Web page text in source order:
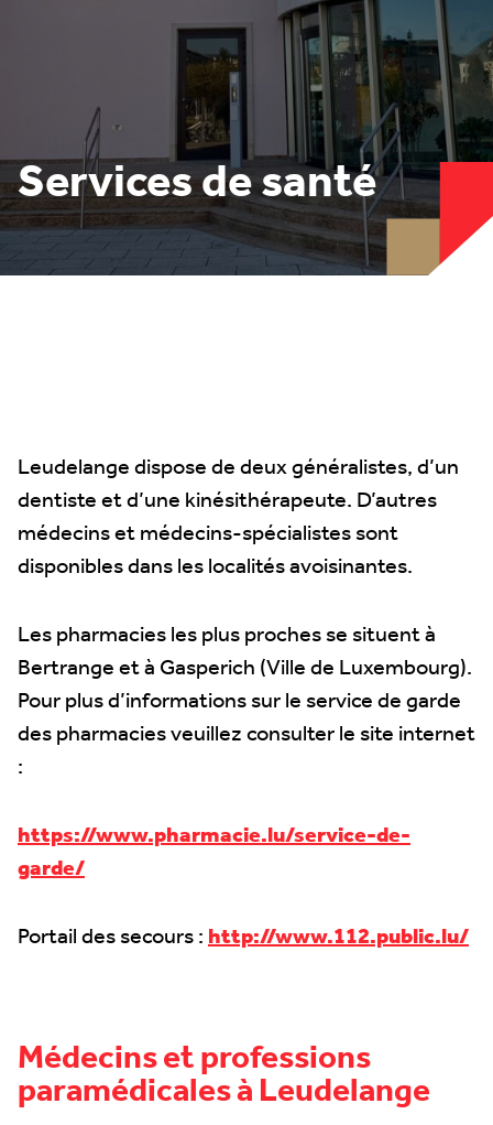
Services de santé
Leudelange dispose de deux généralistes, d’un
dentiste et d’une kinésithérapeute. D’autres
médecins et médecins-spécialistes sont
disponibles dans les localités avoisinantes.
Les pharmacies les plus proches se situent à
Bertrange et à Gasperich (Ville de Luxembourg).
Pour plus d’informations sur le service de garde
des pharmacies veuillez consulter le site internet
:
https://www.pharmacie.lu/service-de-
garde/
Portail des secours :http://www.112.public.lu/
Médecins et professions
paramédicales à Leudelange